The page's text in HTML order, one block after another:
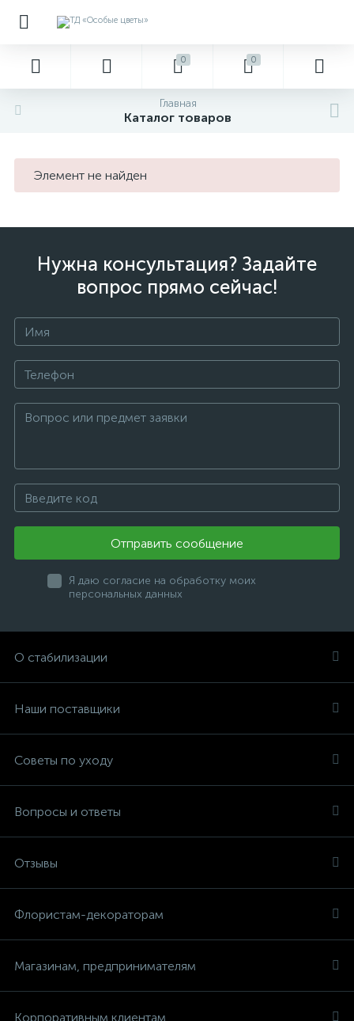
0 0
Главная
Каталог товаров
Элемент не найден
Нужна консультация? Задайте
вопрос прямо сейчас!
Отправить сообщение
Я даю согласие на обработку моих
персональных данных
О стабилизации
Наши поставщики
Советы по уходу
Вопросы и ответы
Отзывы
Флористам-декораторам
Магазинам, предпринимателям
Корпоративным клиентам